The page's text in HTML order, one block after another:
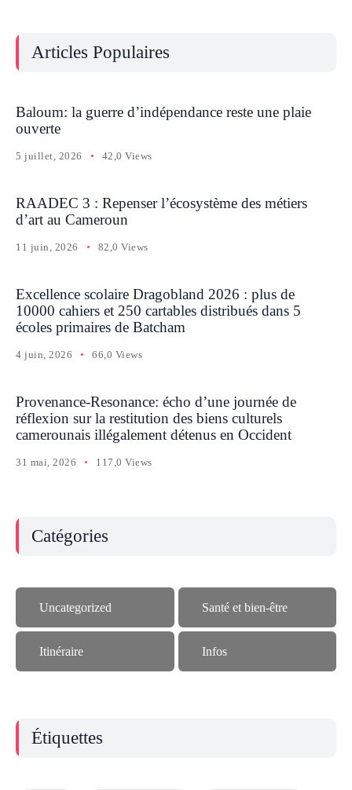
Articles Populaires
Baloum: la guerre d’indépendance reste une plaie
ouverte
5 juillet, 2026 42,0 Views
RAADEC 3 : Repenser l’écosystème des métiers
d’art au Cameroun
11 juin, 2026 82,0 Views
Excellence scolaire Dragobland 2026 : plus de
10000 cahiers et 250 cartables distribués dans 5
écoles primaires de Batcham
4 juin, 2026 66,0 Views
Provenance-Resonance: écho d’une journée de
réflexion sur la restitution des biens culturels
camerounais illégalement détenus en Occident
31 mai, 2026 117,0 Views
Catégories
Uncategorized Santé et bien-être
Itinéraire Infos
Étiquettes